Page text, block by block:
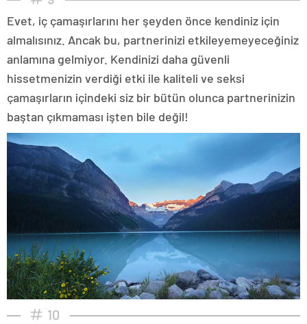
Evet, iç çamaşırlarını her şeyden önce kendiniz için
almalısınız. Ancak bu, partnerinizi etkileyemeyeceğiniz
anlamına gelmiyor. Kendinizi daha güvenli
hissetmenizin verdiği etki ile kaliteli ve seksi
çamaşırların içindeki siz bir bütün olunca partnerinizin
baştan çıkmaması işten bile değil!
10